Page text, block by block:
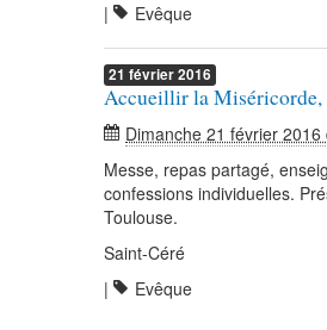
|
Evêque
21 février2016
Accueillir la Miséricorde,
Dimanche 21 février 2016
Messe, repas partagé,
confessions individuelles.
Toulouse.
Saint-Céré
|
Evêque